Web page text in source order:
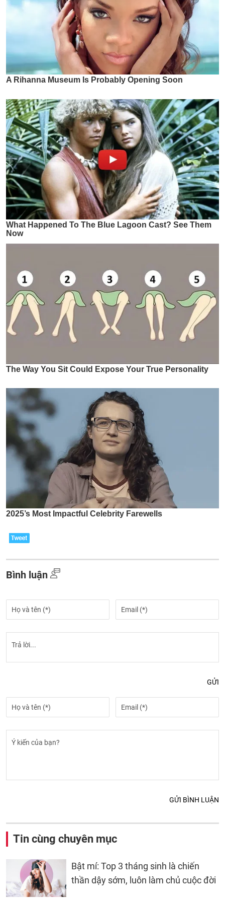
Bình luận
GỬI
GỬI BÌNH LUẬN
Tin cùng chuyên mục
Bật mí: Top 3 tháng sinh là chiến
thần dậy sớm, luôn làm chủ cuộc đời